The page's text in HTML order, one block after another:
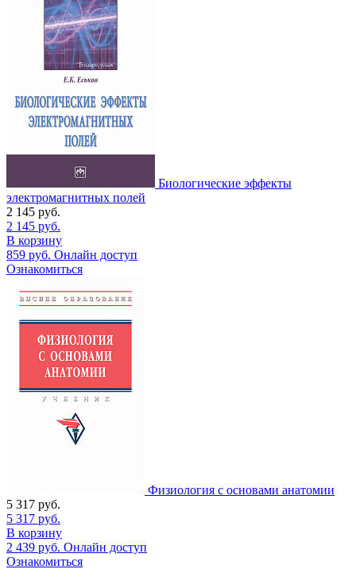
Биологические эффекты
электромагнитных полей
2 145 руб.
2 145 руб.
В корзину
859 руб. Онлайн доступ
Ознакомиться
Физиология с основами анатомии
5 317 руб.
5 317 руб.
В корзину
2 439 руб. Онлайн доступ
Ознакомиться